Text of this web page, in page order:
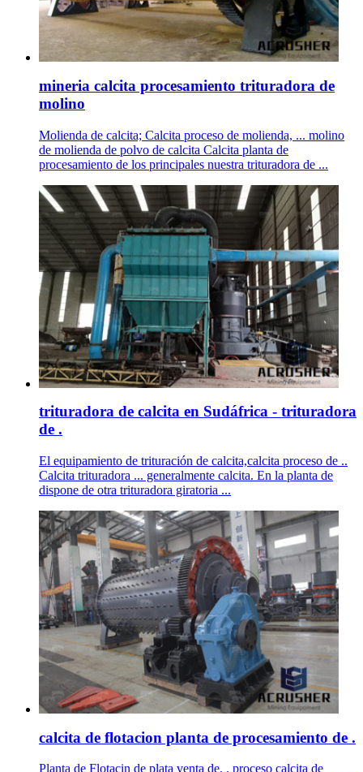
mineria calcita procesamiento trituradora de
molino
Molienda de calcita; Calcita proceso de molienda, ... molino
de molienda de polvo de calcita Calcita planta de
procesamiento de los principales nuestra trituradora de ...
trituradora de calcita en Sudáfrica - trituradora
de .
El equipamiento de trituración de calcita,calcita proceso de ..
Calcita trituradora ... generalmente calcita. En la planta de
dispone de otra trituradora giratoria ...
calcita de flotacion planta de procesamiento de .
Planta de Flotacin de plata venta de. . proceso calcita de